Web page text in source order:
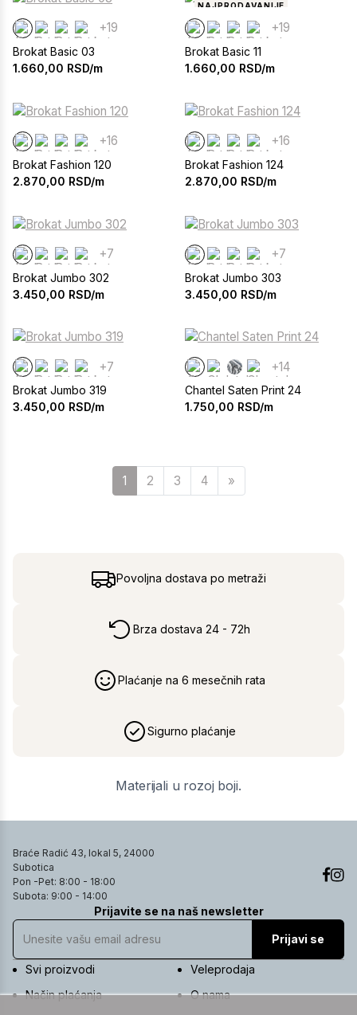
+19
Brokat Basic 03
1.660,00 RSD/m
NAJPRODAVANIJE
+19
Brokat Basic 11
1.660,00 RSD/m
+16
Brokat Fashion 120
2.870,00 RSD/m
+16
Brokat Fashion 124
2.870,00 RSD/m
+7
Brokat Jumbo 302
3.450,00 RSD/m
+7
Brokat Jumbo 303
3.450,00 RSD/m
+7
Brokat Jumbo 319
3.450,00 RSD/m
+14
Chantel Saten Print 24
1.750,00 RSD/m
1 2 3 4 »Sledeća
Povoljna dostava po metraži
Brza dostava 24 - 72h
Plaćanje na 6 mesečnih rata
Sigurno plaćanje
Materijali u rozoj boji.
Braće Radić 43, lokal 5, 24000
Subotica
Pon -Pet: 8:00 - 18:00
Subota: 9:00 - 14:00
Prijavite se na naš newsletter
Prijavi se
Svi proizvodi
Veleprodaja
Način plaćanja
O nama